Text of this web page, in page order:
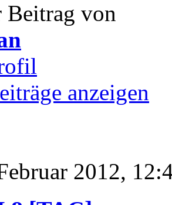
Beitrag von
anzeigen
2012,